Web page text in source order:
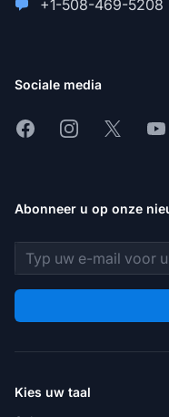
+1-508-469-5208
Sociale media
FacebookInstagram
X
Abonneer u op onze
E-mailadres
Kies uw taal